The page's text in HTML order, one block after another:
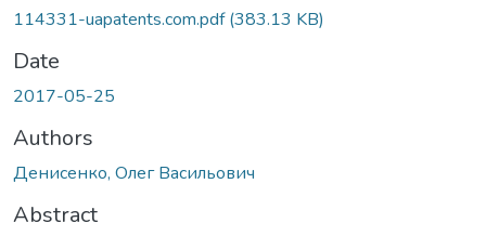
114331-uapatents.com.pdf(383.13 KB)
Date
2017-05-25
Authors
Денисенко, Олег Васильович
Abstract